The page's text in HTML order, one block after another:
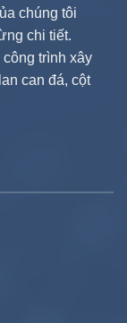
chúng tôi
chi tiết.
trình xây
can đá, cột